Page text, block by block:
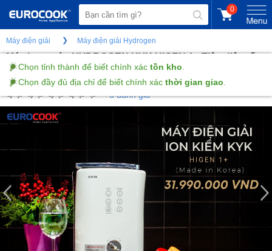
0
Máy điện giải Máy điện giải Hydrogen
Máy lọc nước HYDROGEN KYK HIGEN 1+ Tiêu diệt gốc
tự do
6 đánh giá